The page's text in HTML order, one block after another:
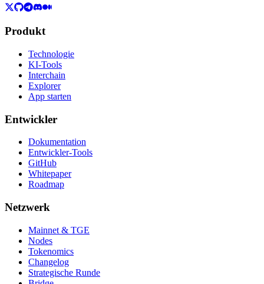
Produkt
Technologie
KI-Tools
Interchain
Explorer
App starten
Entwickler
Dokumentation
Entwickler-Tools
GitHub
Whitepaper
Roadmap
Netzwerk
Mainnet & TGE
Nodes
Tokenomics
Changelog
Strategische Runde